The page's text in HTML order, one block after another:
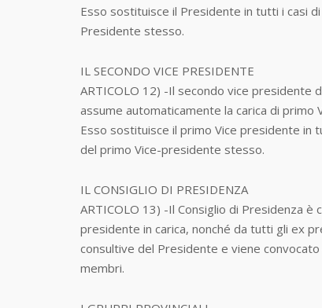
Esso sostituisce il Presidente in tutti i casi
Presidente stesso.
IL SECONDO VICE PRESIDENTE
ARTICOLO 12) -Il secondo vice presidente
assume automaticamente la carica di primo
Esso sostituisce il primo Vice presidente in
del primo Vice-presidente stesso.
IL CONSIGLIO DI PRESIDENZA
ARTICOLO 13) -Il Consiglio di Presidenza
presidente in carica, nonché da tutti gli ex
consultive del Presidente e viene
membri.